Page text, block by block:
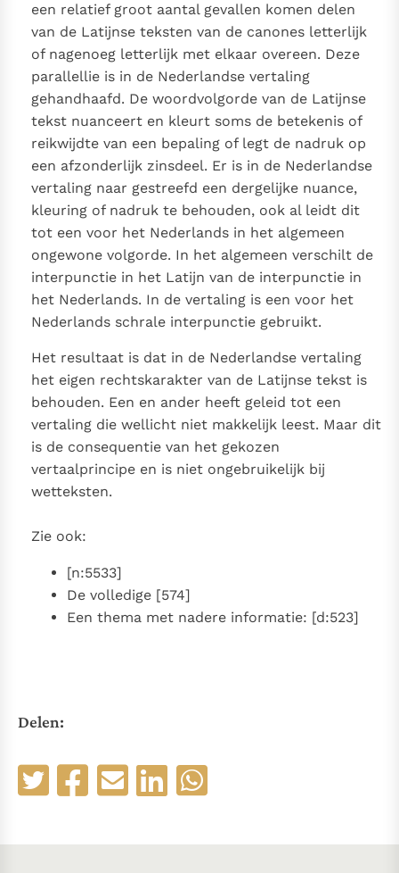
een relatief groot aantal gevallen komen delen
van de Latijnse teksten van de canones letterlijk
of nagenoeg letterlijk met elkaar overeen. Deze
parallellie is in de Nederlandse vertaling
gehandhaafd. De woordvolgorde van de Latijnse
tekst nuanceert en kleurt soms de betekenis of
reikwijdte van een bepaling of legt de nadruk op
een afzonderlijk zinsdeel. Er is in de Nederlandse
vertaling naar gestreefd een dergelijke nuance,
kleuring of nadruk te behouden, ook al leidt dit
tot een voor het Nederlands in het algemeen
ongewone volgorde. In het algemeen verschilt de
interpunctie in het Latijn van de interpunctie in
het Nederlands. In de vertaling is een voor het
Nederlands schrale interpunctie gebruikt.
Het resultaat is dat in de Nederlandse vertaling
het eigen rechtskarakter van de Latijnse tekst is
behouden. Een en ander heeft geleid tot een
vertaling die wellicht niet makkelijk leest. Maar dit
is de consequentie van het gekozen
vertaalprincipe en is niet ongebruikelijk bij
wetteksten.
Zie ook:
[n:5533]
De volledige [574]
Een thema met nadere informatie: [d:523]
Delen: